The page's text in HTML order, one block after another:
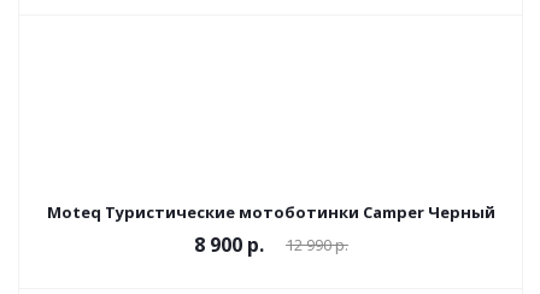
Moteq Туристические мотоботинки Camper Черный
8 900 р. 12 990 р.